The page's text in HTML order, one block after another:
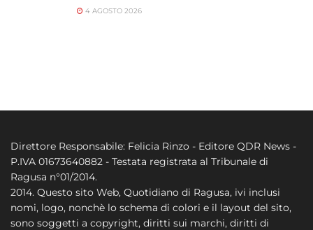
4 AGOSTO 2026
Direttore Responsabile: Felicia Rinzo - Editore QDR News -
P.IVA 01673640882 - Testata registrata al Tribunale di
Ragusa n°01/2014.
2014. Questo sito Web, Quotidiano di Ragusa, ivi inclusi
nomi, logo, nonchè lo schema di colori e il layout del sito,
sono soggetti a copyright, diritti sui marchi, diritti di